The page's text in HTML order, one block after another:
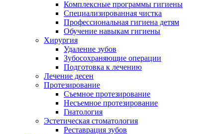
Комплексные программы гигиены
Специализированная чистка
Профессиональная гигиена детям
Обучение навыкам гигиены
Хирургия
Удаление зубов
Зубосохраняющие операции
Подготовка к лечению
Лечение десен
Протезирование
Съемное протезирование
Несъемное протезирование
Гнатология
Эстетическая стоматология
Реставрация зубов